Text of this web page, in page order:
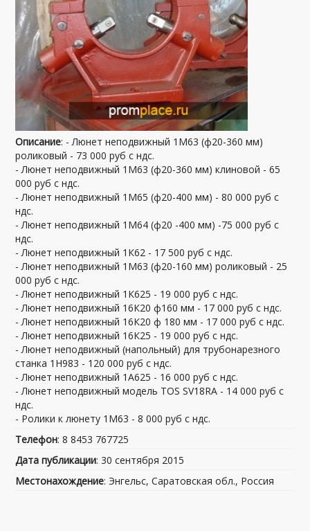
Описание: - Люнет неподвижный 1М63 (ф20-360 мм)
роликовый - 73 000 руб с ндс.
- Люнет неподвижный 1М63 (ф20-360 мм) клиновой - 65
000 руб с ндс.
- Люнет неподвижный 1М65 (ф20-400 мм) - 80 000 руб с
ндс.
- Люнет неподвижный 1М64 (ф20 -400 мм) -75 000 руб с
ндс.
- Люнет неподвижный 1К62 - 17 500 руб с ндс.
- Люнет неподвижный 1М63 (ф20-160 мм) роликовый - 25
000 руб с ндс.
- Люнет неподвижный 1К625 - 19 000 руб с ндс.
- Люнет неподвижный 16К20 ф160 мм - 17 000 руб с ндс.
- Люнет неподвижный 16К20 ф 180 мм - 17 000 руб с ндс.
- Люнет неподвижный 16К25 - 19 000 руб с ндс.
- Люнет неподвижный (напольный) для трубонарезного
станка 1Н983 - 120 000 руб с ндс.
- Люнет неподвижный 1А625 - 16 000 руб с ндс.
- Люнет неподвижный модель TOS SV18RA - 14 000 руб с
ндс.
- Ролики к люнету 1М63 - 8 000 руб с ндс.
Телефон: 8 8453 767725
Дата публикации: 30 сентября 2015
Местонахождение: Энгельс, Саратовская обл., Россия